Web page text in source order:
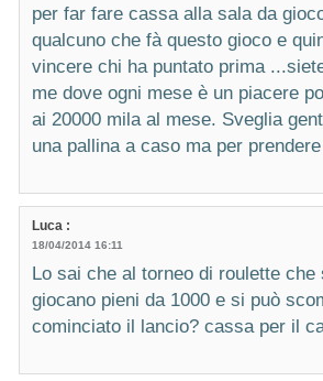
per far fare cassa alla sala da
qualcuno che fà questo gioco e
vincere chi ha puntato prima
me dove ogni mese è un piacere
ai 20000 mila al mese. Sveglia
una pallina a caso ma per
Luca :
18/04/2014 16:11
Lo sai che al torneo di roulette
giocano pieni da 1000 e si può
cominciato il lancio? cassa per il